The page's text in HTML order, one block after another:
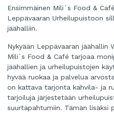
Ensimmäinen Mili´s Food &
Leppävaaran Urheilupuistoon
jäähalliin.
Nykyään Leppävaaran jäähallin
Mili`s Food & Café tarjoaa
jäähallien ja urheilupuistojen
hyvää ruokaa ja palvelua
on kattava tarjonta kahvila- ja
tarjoiluja järjestetään
suurtapahtumiin. Tämän lisäksi